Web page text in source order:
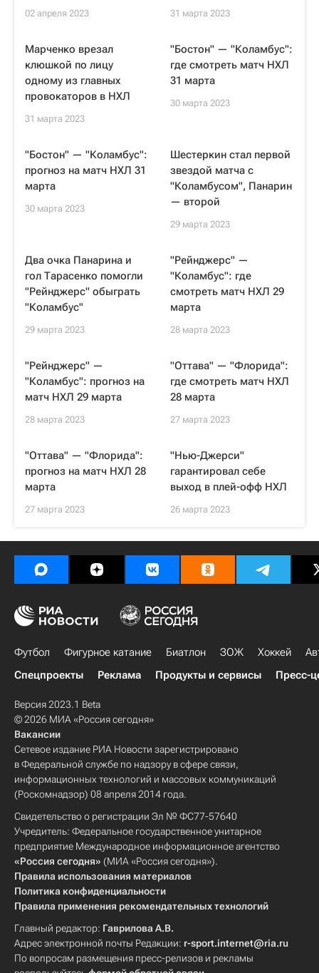
02 апреля 2023 31 марта 2023
Марченко врезал
клюшкой по лицу
одному из главных
провокаторов в НХЛ
31 марта 2023
"Бостон" — "Коламбус":
где смотреть матч НХЛ
31 марта
30 марта 2023
"Бостон" — "Коламбус":
прогноз на матч НХЛ 31
марта
30 марта 2023
Шестеркин стал первой
звездой матча с
"Коламбусом", Панарин
— второй
29 марта 2023
Два очка Панарина и
гол Тарасенко помогли
"Рейнджерс" обыграть
"Коламбус"
29 марта 2023
"Рейнджерс" —
"Коламбус": где
смотреть матч НХЛ 29
марта
28 марта 2023
"Рейнджерс" —
"Коламбус": прогноз на
матч НХЛ 29 марта
28 марта 2023
"Оттава" — "Флорида":
где смотреть матч НХЛ
28 марта
27 марта 2023
"Оттава" — "Флорида":
прогноз на матч НХЛ 28
марта
27 марта 2023
"Нью-Джерси"
гарантировал себе
выход в плей-офф НХЛ
26 марта 2023
Футбол Фигурное катание Биатлон ЗОЖ Хоккей
Спецпроекты
Реклама Продукты и сервисы Пресс-
Версия 2023.1 Beta
© 2026 МИА «Россия сегодня»
Вакансии
Сетевое издание РИА Новости зарегистрировано
в Федеральной службе по надзору в сфере связи,
информационных технологий и массовых коммуникаций
(Роскомнадзор) 08 апреля 2014 года.
Свидетельство о регистрации Эл № ФС77-57640
Учредитель: Федеральное государственное унитарное
предприятие Международное информационное агентство
«Россия сегодня» (МИА «Россия сегодня»).
Правила использования материалов
Политика конфиденциальности
Правила применения рекомендательных технологий
Главный редактор: Гаврилова А.В.
Адрес электронной почты Редакции: r-sport.internet@ria.ru
По вопросам размещения пресс-релизов и рекламы